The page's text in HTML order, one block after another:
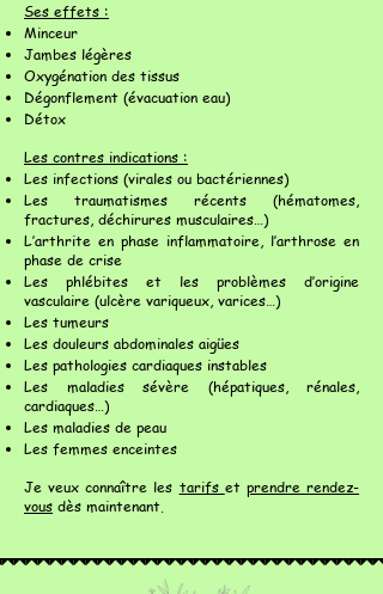
Ses effets :
Minceur
Jambes légères
Oxygénation des tissus
Dégonflement (évacuation eau)
Détox
Les contres indications :
Les infections (virales ou bactériennes)
Les traumatismes récents (hématomes,
fractures, déchirures musculaires…)
L’arthrite en phase inflammatoire, l’arthrose en
phase de crise
Les phlébites et les problèmes d’origine
vasculaire (ulcère variqueux, varices…)
Les tumeurs
Les douleurs abdominales aigües
Les pathologies cardiaques instables
Les maladies sévère (hépatiques, rénales,
cardiaques…)
Les maladies de peau
Les femmes enceintes
Je veux connaître les tarifs et prendre rendez-
vous dès maintenant.